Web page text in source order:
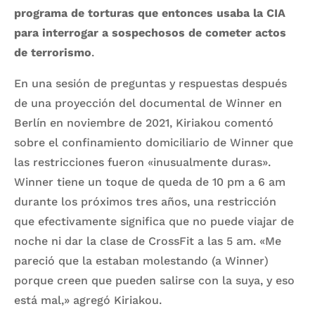
programa de torturas que entonces usaba la CIA
para interrogar a sospechosos de cometer actos
de terrorismo.
En una sesión de preguntas y respuestas después
de una proyección del documental de Winner en
Berlín en noviembre de 2021, Kiriakou comentó
sobre el confinamiento domiciliario de Winner que
las restricciones fueron «inusualmente duras».
Winner tiene un toque de queda de 10 pm a 6 am
durante los próximos tres años, una restricción
que efectivamente significa que no puede viajar de
noche ni dar la clase de CrossFit a las 5 am. «Me
pareció que la estaban molestando (a Winner)
porque creen que pueden salirse con la suya, y eso
está mal,» agregó Kiriakou.